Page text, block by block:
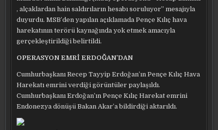
, alçaklardan hain saldırıların hesabı soruluyor” mesajıyla
duyurdu. MSB’den yapılan açıklamada Pençe Kılıç hava
harekatının terörü kaynağında yok etmek amacıyla
gerçekleştirildiği belirtildi.
OPERASYON EMRİ ERDOĞAN’DAN
Cumhurbaşkanı Recep Tayyip Erdoğan’ın Pençe Kılıç Hava
Harekatı emrini verdiği görüntüler paylaşıldı.
Cumhurbaşkanı Erdoğan’ın Pençe Kılıç Harekat emrini
Endonezya dönüşü Bakan Akar’a bildirdiği aktarıldı.